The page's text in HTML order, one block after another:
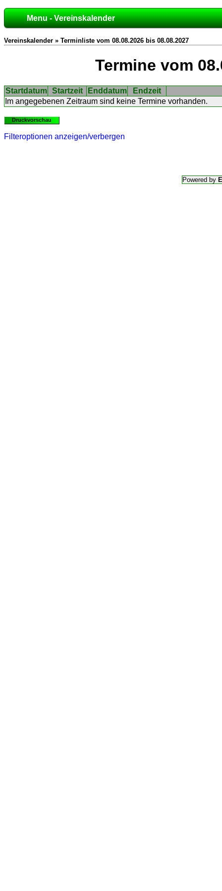
Menu - Vereinskalender
Vereinskalender » Terminliste vom 08.08.2026 bis 08.08.2027
Termine vom
Startdatum Startzeit Enddatum
Endzeit
Im angegebenen Zeitraum sind keine Termine vorhanden.
Druckvorschau
Filteroptionen anzeigen/verbergen
Powered by